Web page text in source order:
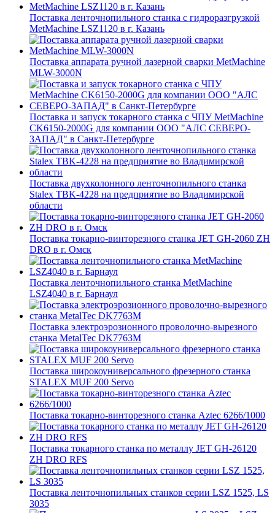
Поставка ленточнопильного станка c гидроразгрузкой
MetMachine LSZ1120 в г. Казань
Поставка аппарата ручной лазерной сварки MetMachine
MLW-3000N
Поставка и запуск токарного станка с ЧПУ MetMachine
CK6150-2000G для компании ООО "АЛС СЕВЕРО-
ЗАПАД" в Санкт-Петербурге
Поставка двухколонного ленточнопильного станка
Stalex TBK-4228 на предприятие во Владимирской
области
Поставка токарно-винторезного станка JET GH-2060 ZH
DRO в г. Омск
Поставка ленточнопильного станка MetMachine
LSZ4040 в г. Барнаул
Поставка электроэрозионного проволочно-вырезного
станка MetalTec DK7763M
Поставка широкоуниверсального фрезерного станка
STALEX MUF 200 Servo
Поставка токарно-винторезного станка Aztec 6266/1000
Поставка токарного станка по металлу JET GH-26120
ZH DRO RFS
Поставка ленточнопильных станков серии LSZ 1525, LS
3035